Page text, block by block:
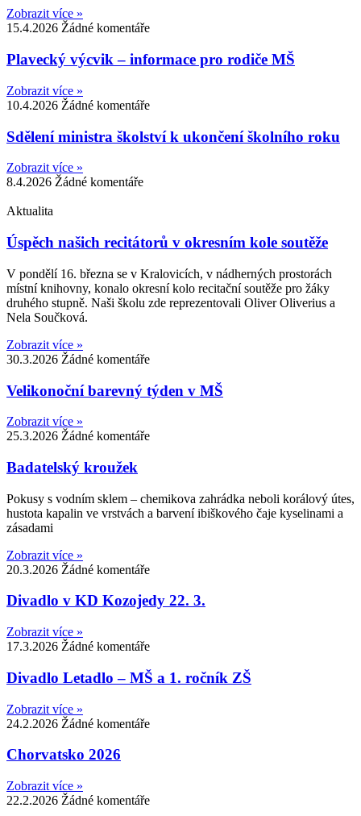
Zobrazit více »
15.4.2026 Žádné komentáře
Plavecký výcvik – informace pro rodiče MŠ
Zobrazit více »
10.4.2026 Žádné komentáře
Sdělení ministra školství k ukončení školního roku
Zobrazit více »
8.4.2026 Žádné komentáře
Aktualita
Úspěch našich recitátorů v okresním kole soutěže
V pondělí 16. března se v Kralovicích, v nádherných prostorách
místní knihovny, konalo okresní kolo recitační soutěže pro žáky
druhého stupně. Naši školu zde reprezentovali Oliver Oliverius a
Nela Součková.
Zobrazit více »
30.3.2026 Žádné komentáře
Velikonoční barevný týden v MŠ
Zobrazit více »
25.3.2026 Žádné komentáře
Badatelský kroužek
Pokusy s vodním sklem – chemikova zahrádka neboli korálový útes,
hustota kapalin ve vrstvách a barvení ibiškového čaje kyselinami a
zásadami
Zobrazit více »
20.3.2026 Žádné komentáře
Divadlo v KD Kozojedy 22. 3.
Zobrazit více »
17.3.2026 Žádné komentáře
Divadlo Letadlo – MŠ a 1. ročník ZŠ
Zobrazit více »
24.2.2026 Žádné komentáře
Chorvatsko 2026
Zobrazit více »
22.2.2026 Žádné komentáře